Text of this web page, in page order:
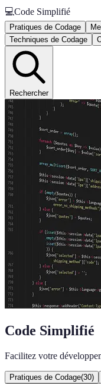
💻Code Simplifié
Pratiques de Codage
Techniques de Codage
Rechercher
Code Simplifié
Facilitez votre
Pratiques de Codage(30)